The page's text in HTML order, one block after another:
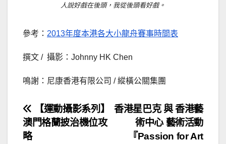
人說好戲在後頭，我從後頭看好戲。
參考： 2013年度本港各大小龍舟賽事時間表
撰文 / 攝影：Johnny HK Chen
鳴謝：尼康香港有限公司 / 縱橫公關集團
文
章
香港星巴克 與 香港藝
術中心 藝術活動
『Passion for Art
【運動攝影系列】
澳門格蘭披治機位攻
略